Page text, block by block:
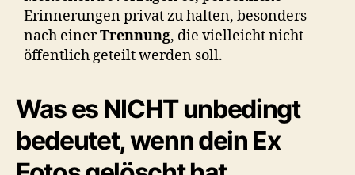
Erinnerungen privat zu halten, besonders
nach einerTrennung, die vielleicht nicht
öffentlich geteilt werden soll.
Was es NICHT unbedingt
bedeutet, wenn dein Ex